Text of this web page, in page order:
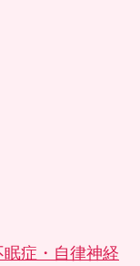
症・自律神経